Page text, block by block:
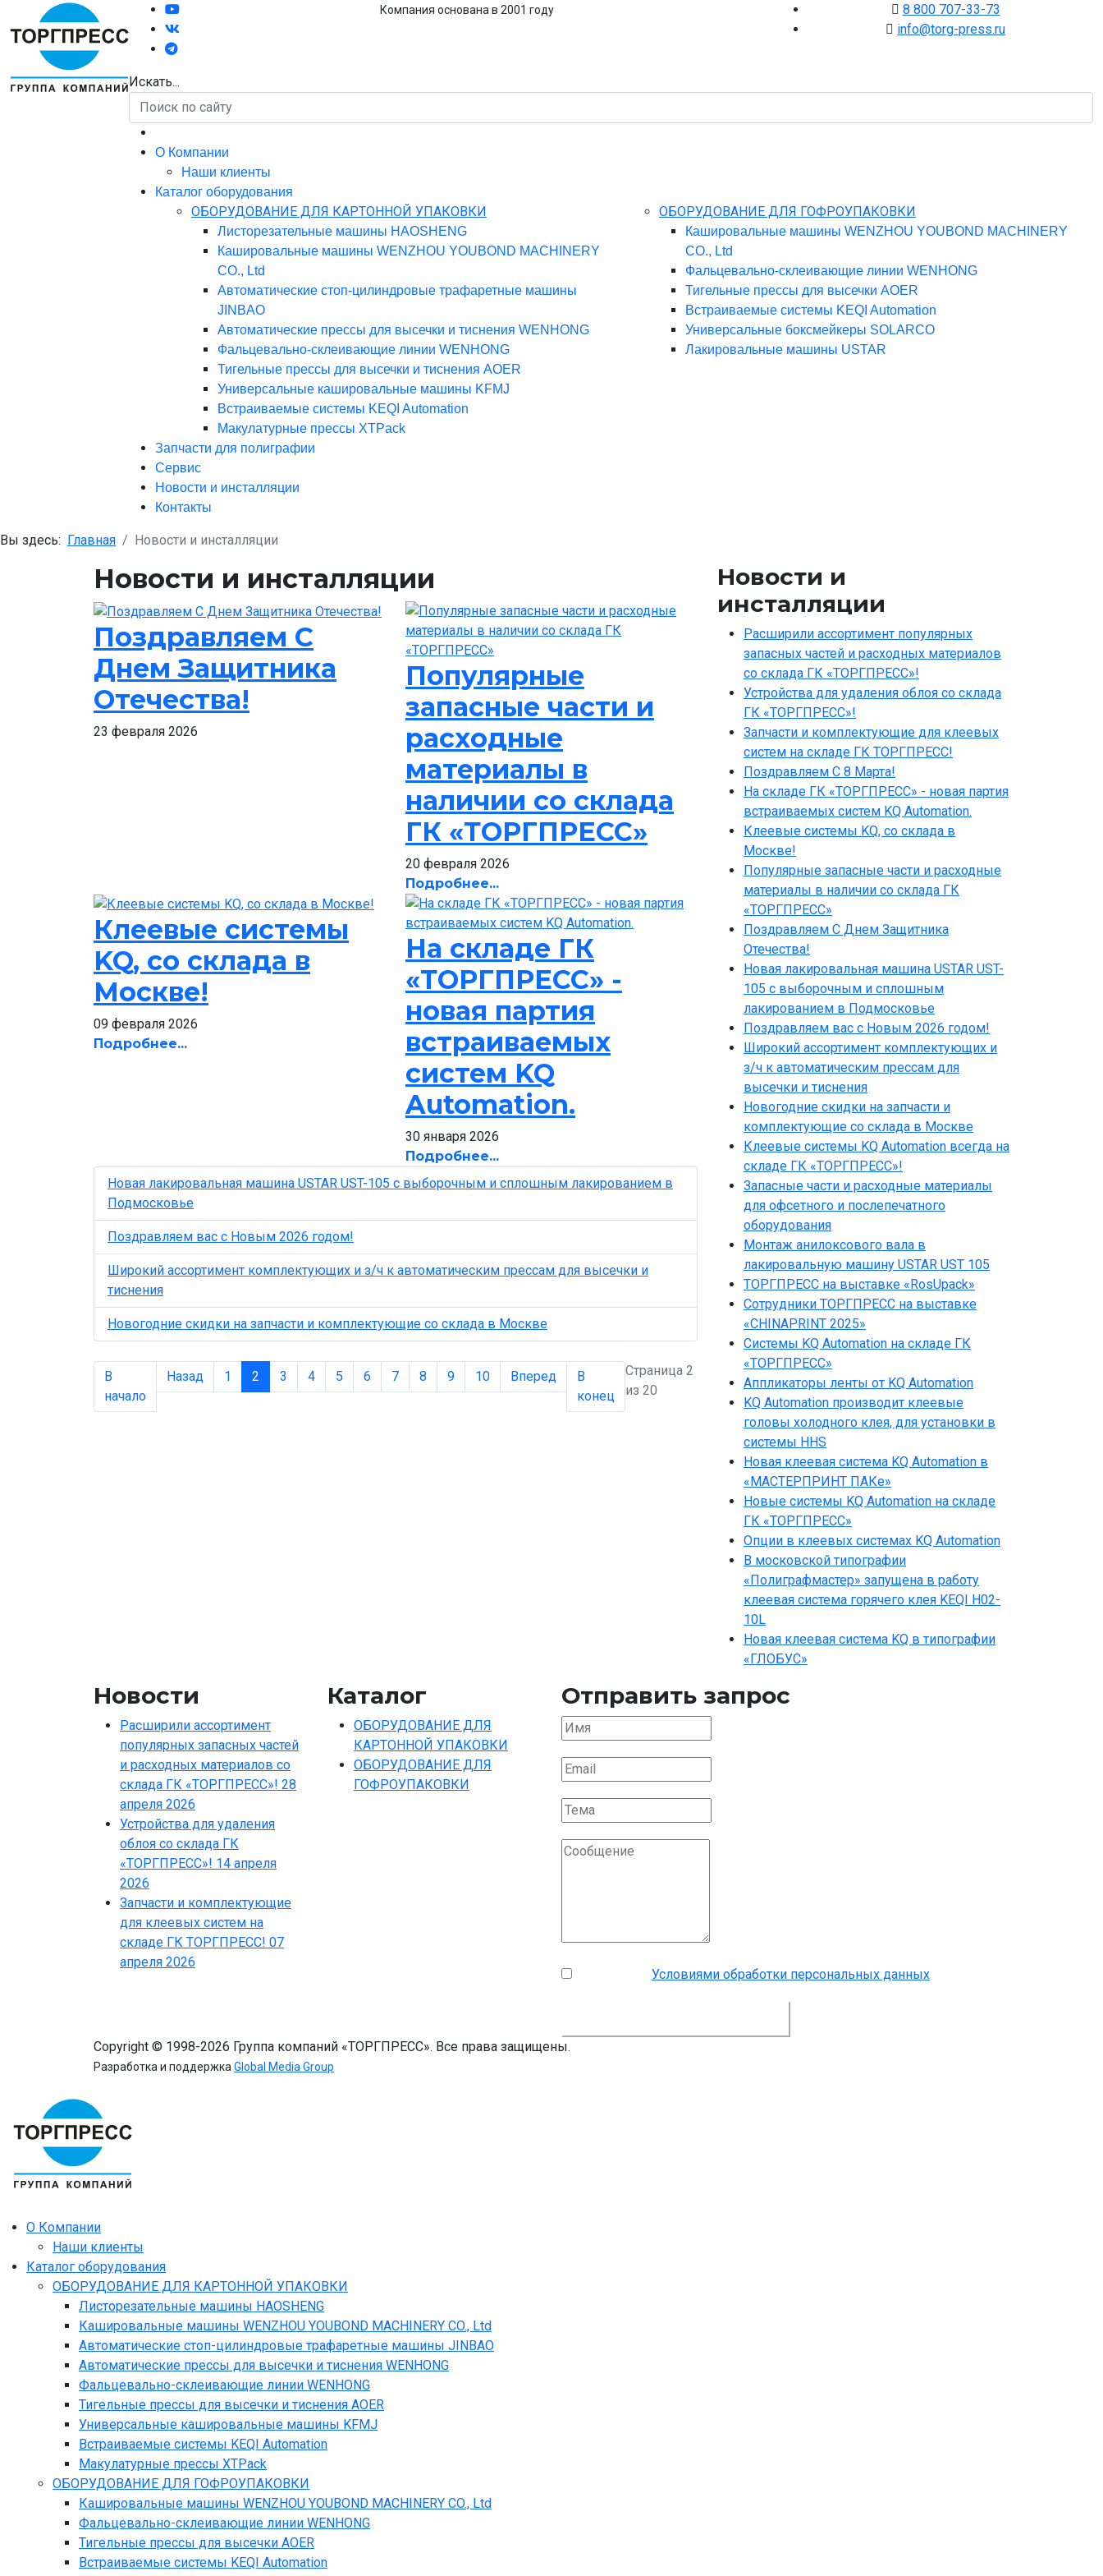
Компания основана в 2001 году
8 800 707-33-73
info@torg-press.ru
Искать...
О Компании
Наши клиенты
Каталог оборудования
ОБОРУДОВАНИЕ ДЛЯ КАРТОННОЙ УПАКОВКИ
Листорезательные машины HAOSHENG
Кашировальные машины WENZHOU YOUBOND MACHINERY
CO., Ltd
Автоматические стоп-цилиндровые трафаретные машины
JINBAO
Автоматические прессы для высечки и тиснения WENHONG
Фальцевально-склеивающие линии WENHONG
Тигельные прессы для высечки и тиснения AOER
Универсальные кашировальные машины KFMJ
Встраиваемые системы KEQI Automation
Макулатурные прессы XTPack
ОБОРУДОВАНИЕ ДЛЯ ГОФРОУПАКОВКИ
Кашировальные машины WENZHOU YOUBOND MACHINERY
CO., Ltd
Фальцевально-склеивающие линии WENHONG
Тигельные прессы для высечки AOER
Встраиваемые системы KEQI Automation
Универсальные боксмейкеры SOLARCO
Лакировальные машины USTAR
Запчасти для полиграфии
Сервис
Новости и инсталляции
Контакты
Вы здесь: Главная Новости и инсталляции
Новости и инсталляции
Поздравляем С
Днем Защитника
Отечества!
23 февраля 2026
Популярные
запасные части и
расходные
материалы в
наличии со склада
ГК «ТОРГПРЕСС»
20 февраля 2026
Подробнее...
Клеевые системы
KQ, со склада в
Москве!
09 февраля 2026
Подробнее...
На складе ГК
«ТОРГПРЕСС» -
новая партия
встраиваемых
систем KQ
Automation.
30 января 2026
Подробнее...
Новая лакировальная машина USTAR UST-105 с выборочным и сплошным лакированием в
Подмосковье
Поздравляем вас с Новым 2026 годом!
Широкий ассортимент комплектующих и з/ч к автоматическим прессам для высечки и
тиснения
Новогодние скидки на запчасти и комплектующие со склада в Москве
В
начало
Назад 1 2 3 4 5 6 7 8 9 10 Вперед
В
конец
Страница 2
из 20
Новости и
инсталляции
Расширили ассортимент популярных
запасных частей и расходных материалов
со склада ГК «ТОРГПРЕСС»!
Устройства для удаления облоя со склада
ГК «ТОРГПРЕСС»!
Запчасти и комплектующие для клеевых
систем на складе ГК ТОРГПРЕСС!
Поздравляем С 8 Марта!
На складе ГК «ТОРГПРЕСС» - новая партия
встраиваемых систем KQ Automation.
Клеевые системы KQ, со склада в
Москве!
Популярные запасные части и расходные
материалы в наличии со склада ГК
«ТОРГПРЕСС»
Поздравляем С Днем Защитника
Отечества!
Новая лакировальная машина USTAR UST-
105 с выборочным и сплошным
лакированием в Подмосковье
Поздравляем вас с Новым 2026 годом!
Широкий ассортимент комплектующих и
з/ч к автоматическим прессам для
высечки и тиснения
Новогодние скидки на запчасти и
комплектующие со склада в Москве
Клеевые системы KQ Automation всегда на
складе ГК «ТОРГПРЕСС»!
Запасные части и расходные материалы
для офсетного и послепечатного
оборудования
Монтаж анилоксового вала в
лакировальную машину USTAR UST 105
ТОРГПРЕСС на выставке «RosUpack»
Сотрудники ТОРГПРЕСС на выставке
«CHINAPRINT 2025»
Системы KQ Automation на складе ГК
«ТОРГПРЕСС»
Аппликаторы ленты от KQ Automation
KQ Automation производит клеевые
головы холодного клея, для установки в
системы HHS
Новая клеевая система KQ Automation в
«МАСТЕРПРИНТ ПАКе»
Новые системы KQ Automation на складе
ГК «ТОРГПРЕСС»
Опции в клеевых системах KQ Automation
В московской типографии
«Полиграфмастер» запущена в работу
клеевая система горячего клея KEQI H02-
10L
Новая клеевая система KQ в типографии
«ГЛОБУС»
Новости
Расширили ассортимент
популярных запасных частей
и расходных материалов со
склада ГК «ТОРГПРЕСС»! 28
апреля 2026
Устройства для удаления
облоя со склада ГК
«ТОРГПРЕСС»! 14 апреля
2026
Запчасти и комплектующие
для клеевых систем на
складе ГК ТОРГПРЕСС! 07
апреля 2026
Каталог
ОБОРУДОВАНИЕ ДЛЯ
КАРТОННОЙ УПАКОВКИ
ОБОРУДОВАНИЕ ДЛЯ
ГОФРОУПАКОВКИ
Отправить запрос
Условиями обработки персональных данных
Copyright © 1998-2026 Группа компаний «ТОРГПРЕСС». Все права защищены.
Разработка и поддержка Global Media Group
О Компании
Наши клиенты
Каталог оборудования
ОБОРУДОВАНИЕ ДЛЯ КАРТОННОЙ УПАКОВКИ
Листорезательные машины HAOSHENG
Кашировальные машины WENZHOU YOUBOND MACHINERY CO., Ltd
Автоматические стоп-цилиндровые трафаретные машины JINBAO
Автоматические прессы для высечки и тиснения WENHONG
Фальцевально-склеивающие линии WENHONG
Тигельные прессы для высечки и тиснения AOER
Универсальные кашировальные машины KFMJ
Встраиваемые системы KEQI Automation
Макулатурные прессы XTPack
ОБОРУДОВАНИЕ ДЛЯ ГОФРОУПАКОВКИ
Кашировальные машины WENZHOU YOUBOND MACHINERY CO., Ltd
Фальцевально-склеивающие линии WENHONG
Тигельные прессы для высечки AOER
Встраиваемые системы KEQI Automation